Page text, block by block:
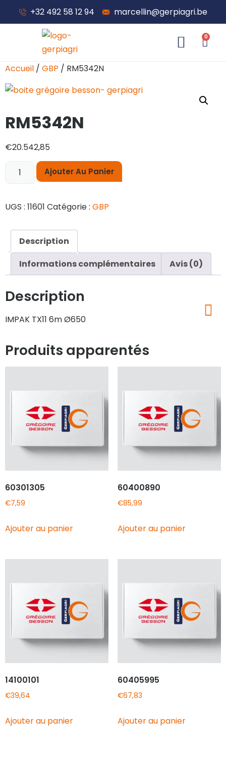
+32 492 58 12 94 marcellin@gerpiagri.be
0
Accueil / GBP / RM5342N
RM5342N
€20.542,85
Ajouter Au Panier
UGS : 11601 Catégorie : GBP
Description
Informations complémentaires
Avis (0)
Description
IMPAK TX11 6m Ø650
Produits apparentés
60301305
€7,59
Ajouter au panier
60400890
€85,99
Ajouter au panier
14100101
€39,64
Ajouter au panier
60405995
€67,83
Ajouter au panier